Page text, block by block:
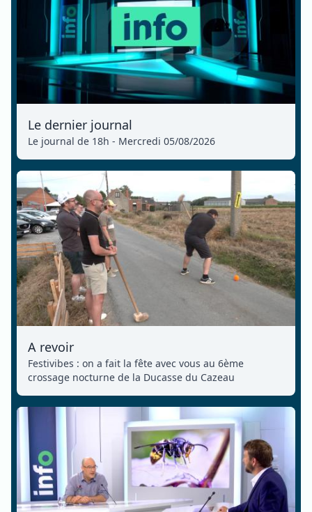
Le dernier journal
Le journal de 18h - Mercredi 05/08/2026
A revoir
Festivibes : on a fait la fête avec vous au 6ème
crossage nocturne de la Ducasse du Cazeau